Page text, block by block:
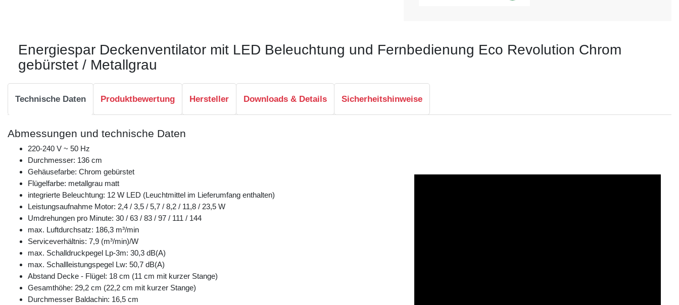
Energiespar Deckenventilator mit LED Beleuchtung und Fernbedienung Eco Revolution Chrom
gebürstet / Metallgrau
Technische Daten Produktbewertung Hersteller Downloads & Details Sicherheitshinweise
Abmessungen und technische Daten
220-240 V ~ 50 Hz
Durchmesser: 136 cm
Gehäusefarbe: Chrom gebürstet
Flügelfarbe: metallgrau matt
integrierte Beleuchtung: 12 W LED (Leuchtmittel im Lieferumfang enthalten)
Leistungsaufnahme Motor: 2,4 / 3,5 / 5,7 / 8,2 / 11,8 / 23,5 W
Umdrehungen pro Minute: 30 / 63 / 83 / 97 / 111 / 144
max. Luftdurchsatz: 186,3 m³/min
Serviceverhältnis: 7,9 (m³/min)/W
max. Schalldruckpegel Lp-3m: 30,3 dB(A)
max. Schallleistungspegel Lw: 50,7 dB(A)
Abstand Decke - Flügel: 18 cm (11 cm mit kurzer Stange)
Gesamthöhe: 29,2 cm (22,2 cm mit kurzer Stange)
Durchmesser Baldachin: 16,5 cm